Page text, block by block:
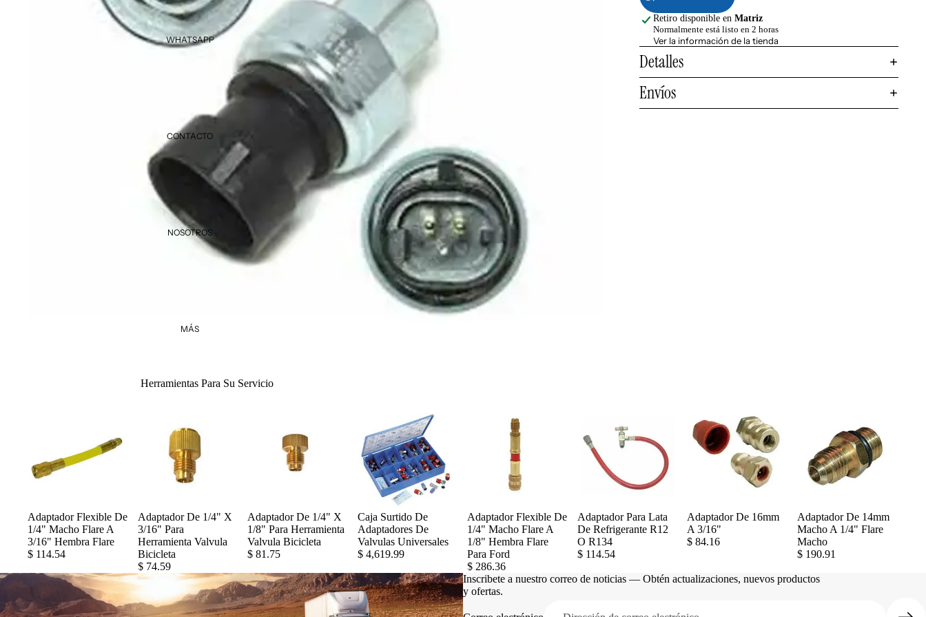
WHATSAPP
CONTACTO
NOSOTROS
MÁS
Retiro disponible en Matriz
Normalmente está listo en 2 horas
Ver la información de la tienda
Detalles
Envíos
Herramientas Para Su Servicio
Adaptador Flexible De
1/4" Macho Flare A
3/16" Hembra Flare
$ 114.54
Adaptador De 1/4" X
3/16" Para
Herramienta Valvula
Bicicleta
$ 74.59
Adaptador De 1/4" X
1/8" Para Herramienta
Valvula Bicicleta
$ 81.75
Caja Surtido De
Adaptadores De
Valvulas Universales
$ 4,619.99
Adaptador Flexible De
1/4" Macho Flare A
1/8" Hembra Flare
Para Ford
$ 286.36
Adaptador Para Lata
De Refrigerante R12
O R134
$ 114.54
Adaptador De 16mm
A 3/16"
$ 84.16
Adaptador De 14mm
Macho A 1/4" Flare
Macho
$ 190.91
Inscribete a nuestro correo de noticias — Obtén actualizaciones, nuevos productos
y ofertas.